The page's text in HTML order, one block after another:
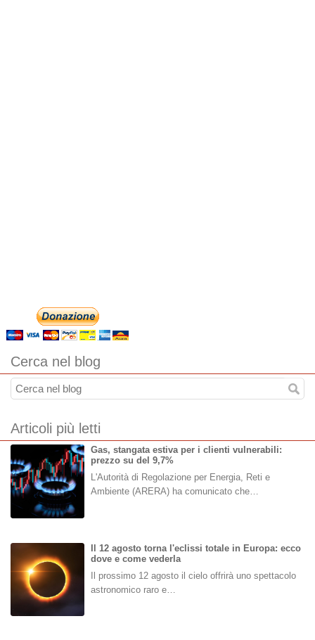
Cerca nel blog
Articoli più letti
Gas, stangata estiva per i clienti vulnerabili:
prezzo su del 9,7%
L'Autorità di Regolazione per Energia, Reti e
Ambiente (ARERA) ha comunicato che…
Il 12 agosto torna l'eclissi totale in Europa: ecco
dove e come vederla
Il prossimo 12 agosto il cielo offrirà uno spettacolo
astronomico raro e…